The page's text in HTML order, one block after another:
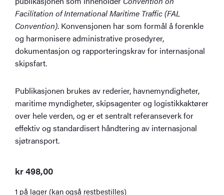
Facilitation of International Maritime Traffic (FAL
Convention). Konvensjonen har som formål å forenkle
og harmonisere administrative prosedyrer,
dokumentasjon og rapporteringskrav for internasjonal
skipsfart.
Publikasjonen brukes av rederier, havnemyndigheter,
maritime myndigheter, skipsagenter og logistikkaktører
over hele verden, og er et sentralt referanseverk for
effektiv og standardisert håndtering av internasjonal
sjøtransport.
kr498,00
1 på lager (kan også restbestilles)